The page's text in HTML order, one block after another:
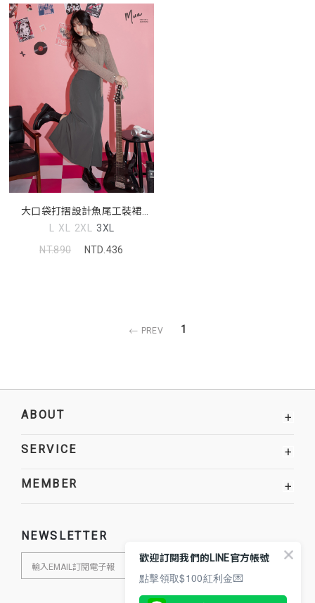
大口袋打摺設計魚尾工裝裙
MUA
L XL 2XL 3XL
NT.890
NTD.436
PREV 1
ABOUT +
SERVICE +
MEMBER +
NEWSLETTER
歡迎訂閱我們的LINE官方帳號
點擊領取$100紅利金💌